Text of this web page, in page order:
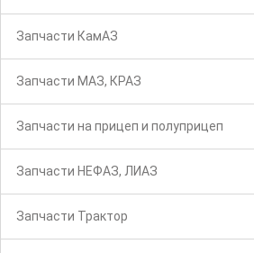
Запчасти КамАЗ
Запчасти МАЗ, КРАЗ
Запчасти на прицеп и полуприцеп
Запчасти НЕФАЗ, ЛИАЗ
Запчасти Трактор